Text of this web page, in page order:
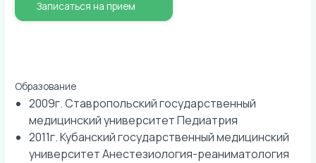
Записаться на прием
Образование
2009г. Ставропольский государственный
медицинский университет Педиатрия
2011г. Кубанский государственный медицинский
университет Анестезиология-реаниматология